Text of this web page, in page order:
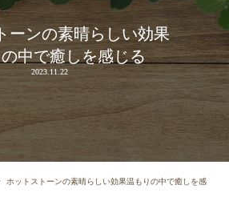
ーンの素晴らしい効果
中で癒しを感じる
2023.11.22
ホットストーンの素晴らしい効果温もりの中で癒しを感